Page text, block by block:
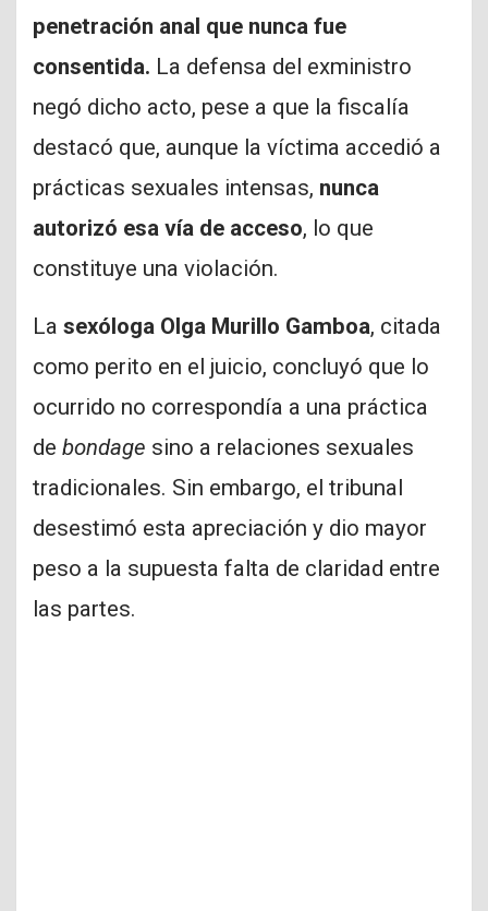
penetración anal que nunca fue
consentida. La defensa del exministro
negó dicho acto, pese a que la fiscalía
destacó que, aunque la víctima accedió a
prácticas sexuales intensas, nunca
autorizó esa vía de acceso, lo que
constituye una violación.
La sexóloga Olga Murillo Gamboa, citada
como perito en el juicio, concluyó que lo
ocurrido no correspondía a una práctica
de bondage sino a relaciones sexuales
tradicionales. Sin embargo, el tribunal
desestimó esta apreciación y dio mayor
peso a la supuesta falta de claridad entre
las partes.